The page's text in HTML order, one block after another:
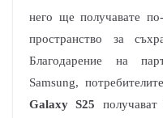
него ще получавате
пространство за
Благодарение на
Samsung,
Galaxy S25 получават